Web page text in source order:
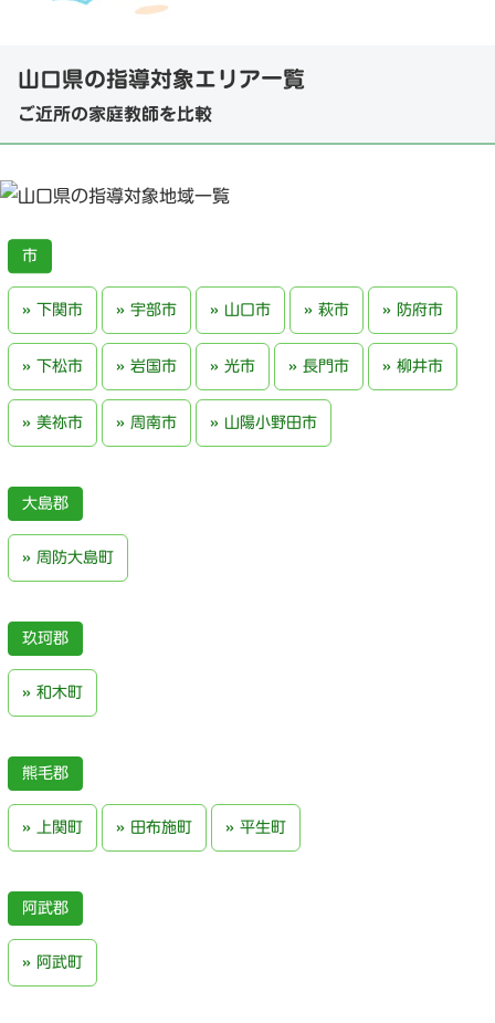
山口県の指導対象エリア一覧
ご近所の家庭教師を比較
下関市 宇部市 山口市 萩市 防府市
下松市 岩国市 光市 長門市 柳井市
美祢市 周南市 山陽小野田市
大島郡
周防大島町
玖珂郡
和木町
熊毛郡
上関町 田布施町 平生町
阿武郡
阿武町